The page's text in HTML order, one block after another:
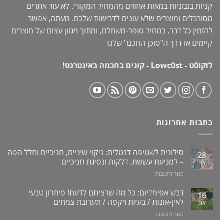
קניות בזבזניות במאות אחוזים מהמחיר המקורי. לא עוד אתרים
מסורבלים ומוצרים שלא עונים לדרישות שלכם. מעתה, אפשר
להזמין כל דבר, במחיר סופר-משתלם, ומתוך מגוון עצום של מוצרים
קיימים או דרך ה"סוכן החכם" שלנו
לוקו0ט - Lowc0st - קונים בחכמה באינטרנט!
כתבות אחרונות
28
אוג
סילונית לשטיפה דנטלית: ניקוי שיניים, חניכיים וחלל הפה
– למניעת עששת, דלקות ונסיגת חניכיים
סגור לתגובות
לשטיפה
דנטלית:
ניקוי
שיניים,
16
אוג
דבש אפימדיום: כל מה שרציתם לדעת! פיתרון טבעי
לאין-אונות / בעיות זיקפה / תערובת צמחים
סגור לתגובות